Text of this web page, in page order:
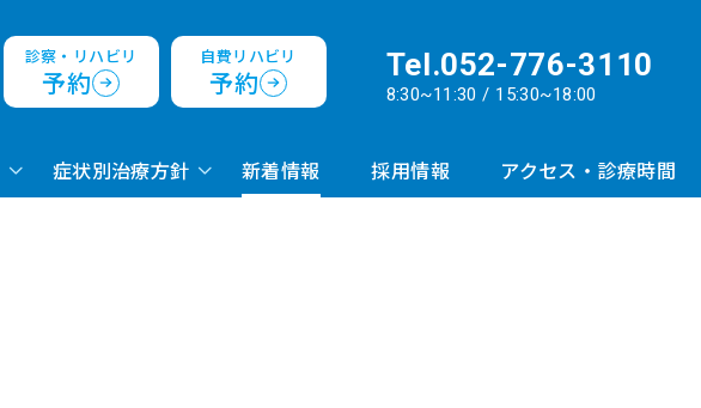
診察・リハビリ
予約
自費リハビリ
予約 Tel.052-776-3110
8:30~11:30 / 15:30~18:00
症状別治療方針 新着情報 採用情報 アクセス・診療時間